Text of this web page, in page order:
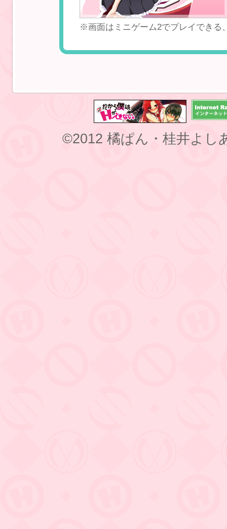
※画面はミニゲーム2でプレイできる
©2012 橘ぱん・桂井よし